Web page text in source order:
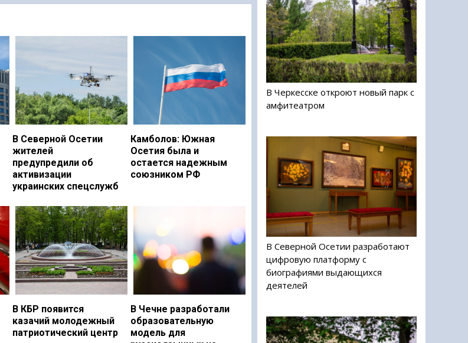
В Северной Осетии
жителей
предупредили об
активизации
украинских спецслужб
Камболов: Южная
Осетия была и
остается надежным
союзником РФ
В КБР появится
казачий молодежный
патриотический центр
В Чечне разработали
образовательную
модель для
В Черкесске откроют новый парк с
амфитеатром
В Северной Осетии разработают
цифровую платформу с
биографиями выдающихся
деятелей